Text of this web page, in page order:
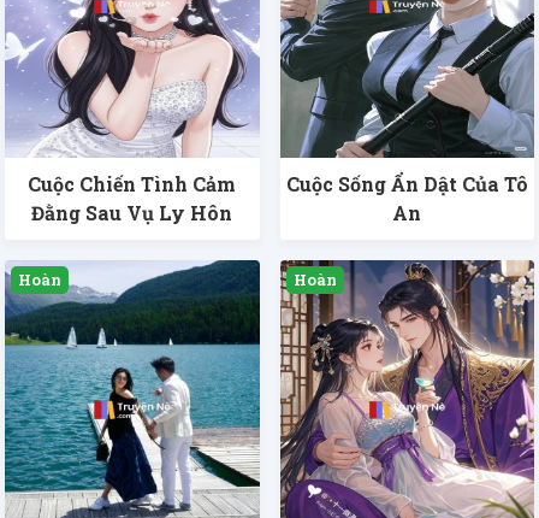
Cuộc Chiến Tình Cảm
Đằng Sau Vụ Ly Hôn
Cuộc Sống Ẩn Dật Của Tô
An